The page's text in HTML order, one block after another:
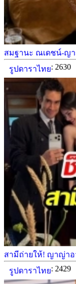
สมฐานะ ณเดชน์-ญ
รูปดาราไทย: 2630
สามีถ่ายให้! ญาญ่า
รูปดาราไทย: 2429